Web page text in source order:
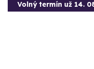
Volný termín už 14.